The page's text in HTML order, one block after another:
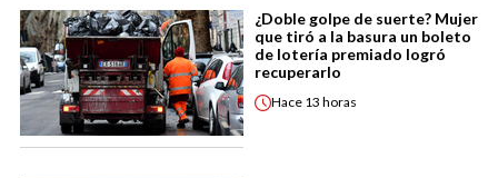
¿Doble golpe de suerte? Mujer
que tiró a la basura un boleto
de lotería premiado logró
recuperarlo
Hace 13 horas